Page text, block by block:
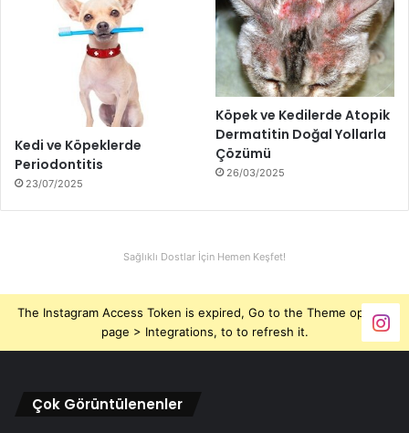
Kedi ve Köpeklerde
Periodontitis
23/07/2025
Köpek ve Kedilerde Atopik
Dermatitin Doğal Yollarla
Çözümü
26/03/2025
Sağlıklı Dostlar İçin Hemen Keşfet!
The Instagram Access Token is expired, Go to the Theme options
page > Integrations, to to refresh it.
Çok Görüntülenenler